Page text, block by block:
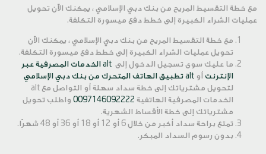
مع خطة التقسيط المريح من بنك دبي الإسلامي ، يمكنك الآن تحويل
عمليات الشراء الكبيرة إلى خطط دفع ميسورة التكلفة.
مع خطة التقسيط المريح من بنك دبي الإسلامي ، يمكنك الآن
تحويل عمليات الشراء الكبيرة إلى خطط دفع ميسورة التكلفة.
ما عليك سوى تسجيل الدخول إلى
alt الخدمات المصرفية عبر
الإنترنت أو alt تطبيق الهاتف المتحرك من بنك دبي الإسلامي
لتحويل مشترياتك إلى خطة سداد سهلة أو التواصل مع alt
الخدمات المصرفية الهاتفية 0097146092222 واطلب تحويل
مشترياتك إلى خطة الأقساط الشهرية.
تمتع براحة سداد أكبر من خلال 6 أو 12 أو 18 أو 36 أو 48 شهرًا.
بدون رسوم السداد المبكر.